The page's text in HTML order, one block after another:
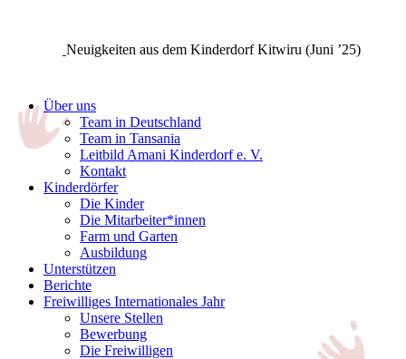
Neuigkeiten aus dem Kinderdorf Kitwiru (Juni ’25)
Über uns
Team in Deutschland
Team in Tansania
Leitbild Amani Kinderdorf e. V.
Kontakt
Kinderdörfer
Die Kinder
Die Mitarbeiter*innen
Farm und Garten
Ausbildung
Unterstützen
Berichte
Freiwilliges Internationales Jahr
Unsere Stellen
Bewerbung
Die Freiwilligen